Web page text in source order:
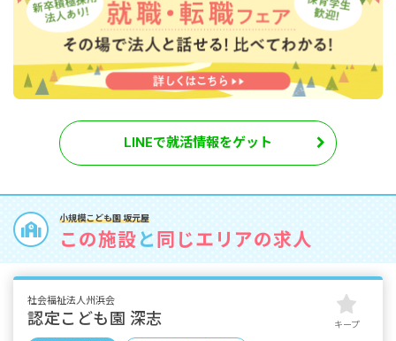
LINEで就活情報をゲット
小規模こども園 坂元屋
この施設 と 同じエリアの求人
社会福祉法人州浜会
認定こども園 深志 キープ